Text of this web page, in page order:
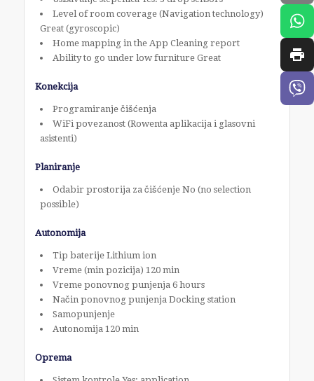
Level of room coverage (Navigation technology)
Great (gyroscopic)
Home mapping in the App Cleaning report
Ability to go under low furniture Great
Konekcija
Programiranje čišćenja
WiFi povezanost (Rowenta aplikacija i glasovni
asistenti)
Planiranje
Odabir prostorija za čišćenje No (no selection
possible)
Autonomija
Tip baterije Lithium ion
Vreme (min pozicija) 120 min
Vreme ponovnog punjenja 6 hours
Način ponovnog punjenja Docking station
Samopunjenje
Autonomija 120 min
Oprema